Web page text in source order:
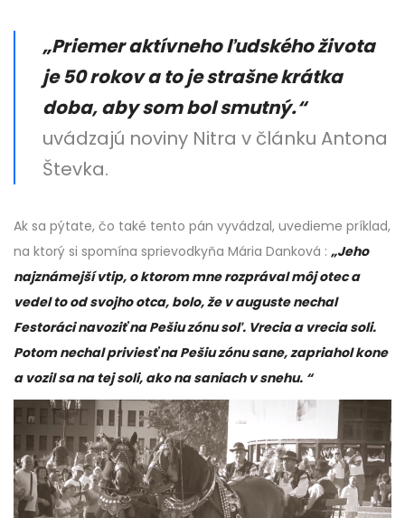
„Priemer aktívneho ľudského života
je 50 rokov a to je strašne krátka
doba, aby som bol smutný.“
uvádzajú noviny Nitra v článku Antona
Števka.
Ak sa pýtate, čo také tento pán vyvádzal, uvedieme príklad,
na ktorý si spomína sprievodkyňa Mária Danková : „Jeho
najznámejší vtip, o ktorom mne rozprával môj otec a
vedel to od svojho otca, bolo, že v auguste nechal
Festoráci navoziť na Pešiu zónu soľ. Vrecia a vrecia soli.
Potom nechal priviesť na Pešiu zónu sane, zapriahol kone
a vozil sa na tej soli, ako na saniach v snehu. “